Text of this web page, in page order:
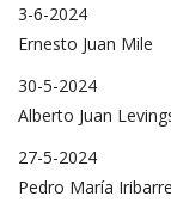
3-6-2024
Ernesto Juan Mile
30-5-2024
Alberto Juan
27-5-2024
Pedro María